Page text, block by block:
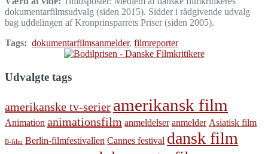
dokumentarfilmsudvalg (siden 2015). Sidder i rådgivende udvalg
bag uddelingen af Kronprinsparrets Priser (siden 2005).
Tags: dokumentarfilmsanmelder, filmreporter
Udvalgte tags
amerikanske tv-serier amerikansk film
Animation animationsfilm anmeldelser anmelder Asiatisk film
B-film Berlin-filmfestivallen Cannes festival dansk film